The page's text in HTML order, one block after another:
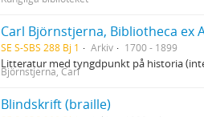
Carl Björnstjerna, Bibliotheca ex
SE S-SBS 288 Bj 1 Arkiv 1700 - 1899
Litteratur med tyngdpunkt på historia
Björnstjerna, Carl
Blindskrift (braille)